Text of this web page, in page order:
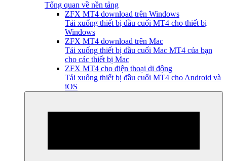
Tổng quan về nền tảng
ZFX MT4 download trên Windows
Tải xuống thiết bị đầu cuối MT4 cho thiết bị
Windows
ZFX MT4 download trên Mac
Tải xuống thiết bị đầu cuối Mac MT4 của bạn
cho các thiết bị Mac
ZFX MT4 cho điện thoại di động
Tải xuống thiết bị đầu cuối MT4 cho Android và
iOS